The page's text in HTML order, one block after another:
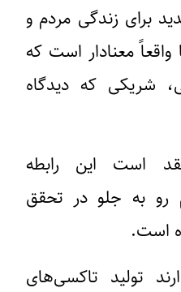
برای زندگی مردم و
معنادار است که
شریکی که دیدگاه
است این رابطه
رو به جلو در تحقق
است.
تولید تاکسی‌های